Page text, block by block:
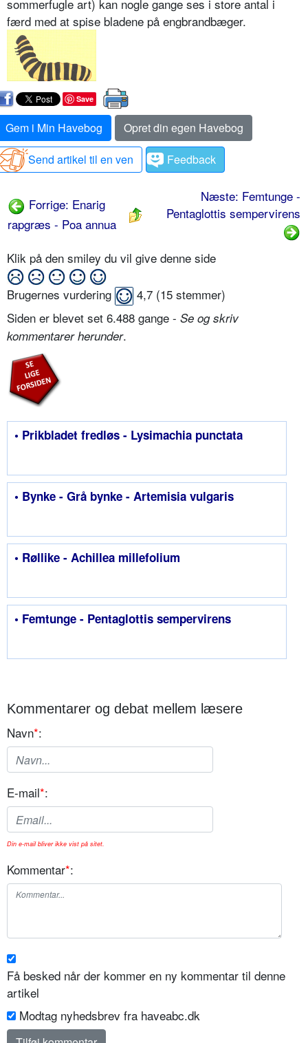
sommerfugle art) kan nogle gange ses i store antal i
færd med at spise bladene på engbrandbæger.
Save
Gem i Min Havebog
Opret din egen Havebog
Send artikel til en ven
Feedback
Forrige: Enarig
rapgræs - Poa annua
Næste: Femtunge -
Pentaglottis sempervirens
Klik på den smiley du vil give denne side
Brugernes vurdering 4,7 (15 stemmer)
Siden er blevet set 6.488 gange - Se og skriv
kommentarer herunder.
• Prikbladet fredløs - Lysimachia punctata
• Bynke - Grå bynke - Artemisia vulgaris
• Røllike - Achillea millefolium
• Femtunge - Pentaglottis sempervirens
Kommentarer og debat mellem læsere
Navn*:
E-mail*:
Din e-mail bliver ikke vist på sitet.
Kommentar*:
Få besked når der kommer en ny kommentar til denne
artikel
Modtag nyhedsbrev fra haveabc.dk